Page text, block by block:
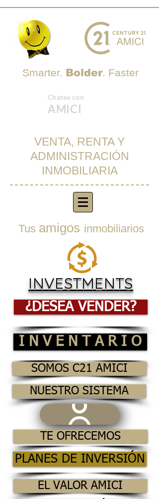
Smarter. Bolder. Faster
Chatea con
AMICI
VENTA, RENTA Y
ADMINISTRACIÓN
INMOBILIARIA
Tus amigos inmobiliarios
INVESTMENTS
¿DESEA VENDER?
I N V E N T A R I O
SOMOS C21 AMICI
NUESTRO SISTEMA
TE OFRECEMOS
PLANES DE INVERSIÓN
EL VALOR AMICI